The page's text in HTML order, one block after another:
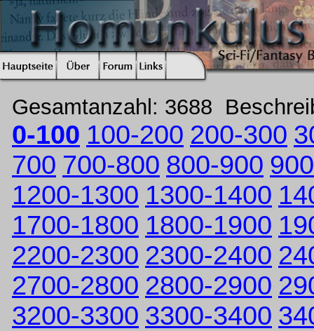
Gesamtanzahl: 3688
0-100 100-200 200-300
700 700-800 800-900
1200-1300 1300-1400
1700-1800 1800-1900
2200-2300 2300-2400
2700-2800 2800-2900
3200-3300 3300-3400